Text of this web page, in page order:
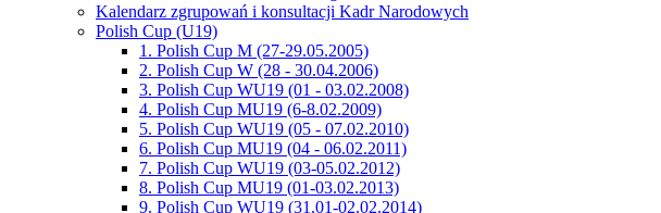
Kalendarz zgrupowań i konsultacji Kadr Narodowych
Polish Cup (U19)
1. Polish Cup M (27-29.05.2005)
2. Polish Cup W (28 - 30.04.2006)
3. Polish Cup WU19 (01 - 03.02.2008)
4. Polish Cup MU19 (6-8.02.2009)
5. Polish Cup WU19 (05 - 07.02.2010)
6. Polish Cup MU19 (04 - 06.02.2011)
7. Polish Cup WU19 (03-05.02.2012)
8. Polish Cup MU19 (01-03.02.2013)
9. Polish Cup WU19 (31.01-02.02.2014)